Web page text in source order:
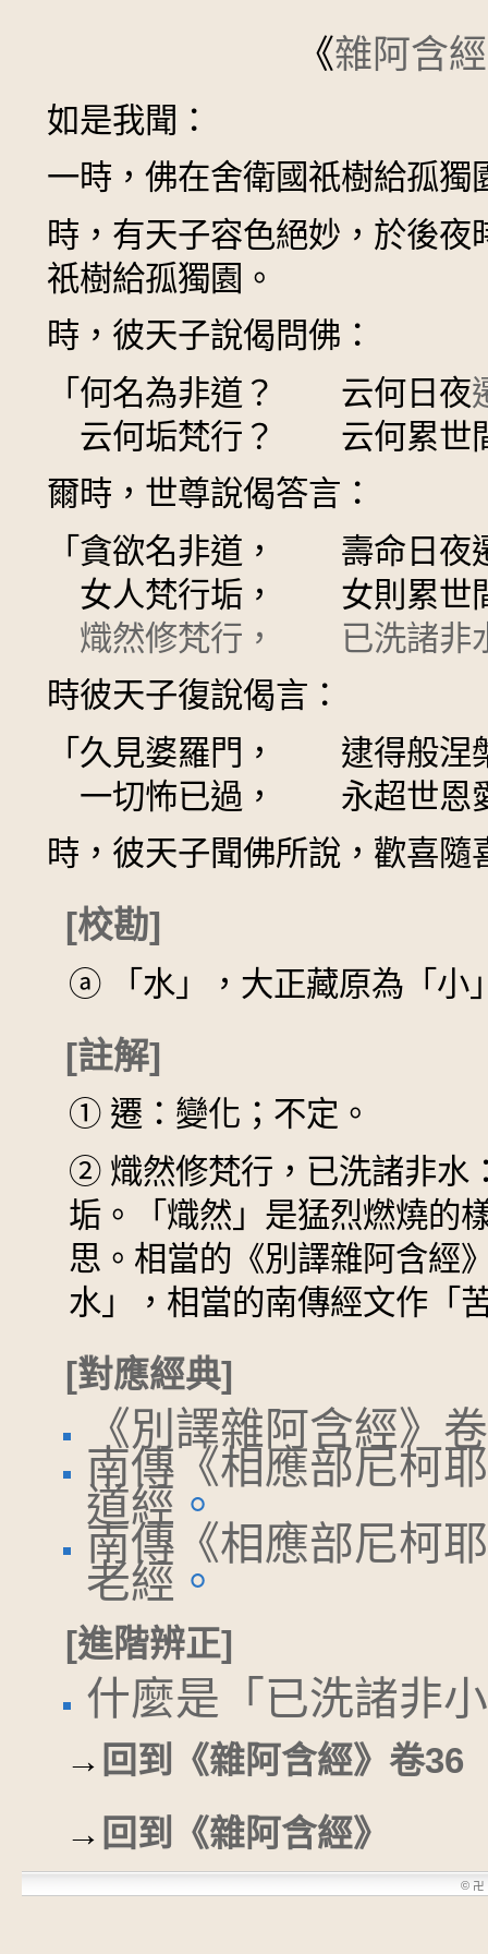
《雜阿含
如是我聞：
一時，佛在舍衛國祇樹給孤獨
時，有天子容色絕妙，於後
祇樹給孤獨園。
時，彼天子說偈問佛：
「何名為非道？ 云何日夜
云何垢梵行？ 云何累世
爾時，世尊說偈答言：
「貪欲名非道， 壽命日夜
女人梵行垢， 女則累世
熾然修梵行， 已洗諸非
時彼天子復說偈言：
「久見婆羅門， 逮得般涅
一切怖已過， 永超世恩
時，彼天子聞佛所說，歡喜
[校勘]
ⓐ 「水」，大正藏原為「
[註解]
① 遷：變化；不定。
② 熾然修梵行，已洗諸非水
垢。「熾然」是猛烈燃燒的
思。相當的《別譯雜阿含經
水」，相當的南傳經文作「
[對應經典]
《別譯雜阿含經》
南傳《相應部尼柯
道經 。
南傳《相應部尼柯
老經 。
[進階辨正]
什麼是「已洗諸非
→ 回到《雜阿含經》卷36
→ 回到《雜阿含經》
© 卍